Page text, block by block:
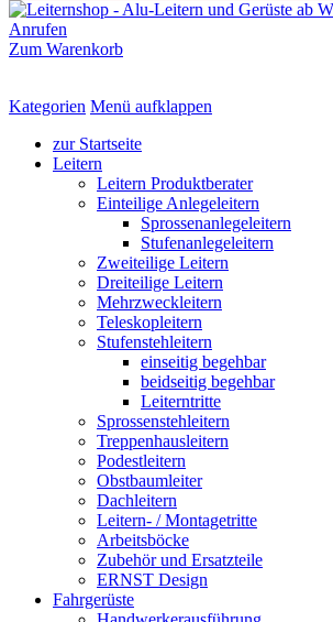
Anrufen
Zum Warenkorb
Kategorien Menü aufklappen
zur Startseite
Leitern
Leitern Produktberater
Einteilige Anlegeleitern
Sprossenanlegeleitern
Stufenanlegeleitern
Zweiteilige Leitern
Dreiteilige Leitern
Mehrzweckleitern
Teleskopleitern
Stufenstehleitern
einseitig begehbar
beidseitig begehbar
Leiterntritte
Sprossenstehleitern
Treppenhausleitern
Podestleitern
Obstbaumleiter
Dachleitern
Leitern- / Montagetritte
Arbeitsböcke
Zubehör und Ersatzteile
ERNST Design
Fahrgerüste